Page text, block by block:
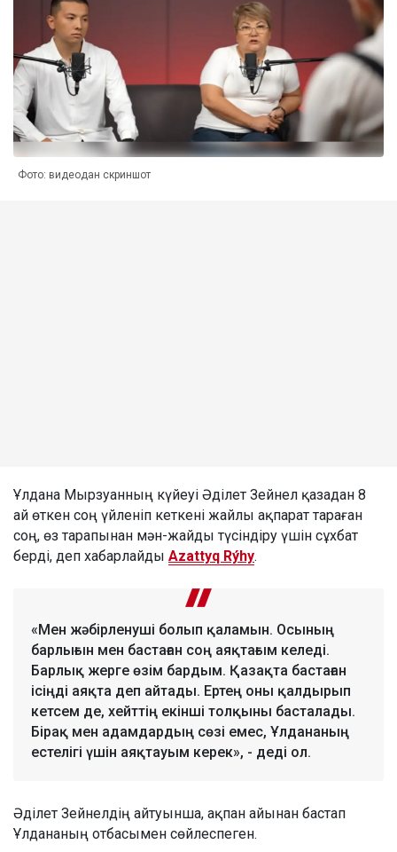
Фото: видеодан скриншот
Ұлдана Мырзуанның күйеуі Әділет Зейнел қазадан 8
ай өткен соң үйленіп кеткені жайлы ақпарат тараған
соң, өз тарапынан мән-жайды түсіндіру үшін сұхбат
берді, деп хабарлайды Azattyq Rýhy.
«Мен жәбірленуші болып қаламын. Осының
барлығын мен бастаған соң аяқтағым келеді.
Барлық жерге өзім бардым. Қазақта бастаған
ісіңді аяқта деп айтады. Ертең оны қалдырып
кетсем де, хейттің екінші толқыны басталады.
Бірақ мен адамдардың сөзі емес, Ұлдананың
естелігі үшін аяқтауым керек», - деді ол.
Әділет Зейнелдің айтуынша, ақпан айынан бастап
Ұлдананың отбасымен сөйлеспеген.